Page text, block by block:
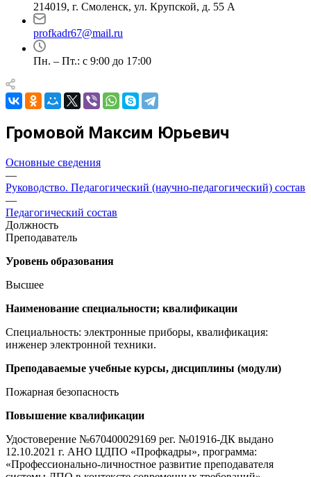
214019, г. Смоленск, ул. Крупской, д. 55 А
profkadr67@mail.ru
Пн. – Пт.: с 9:00 до 17:00
Громовой Максим Юрьевич
Основные сведения
—
Руководство. Педагогический (научно-педагогический) состав
—
Педагогический состав
Должность
Преподаватель
Уровень образования
Высшее
Наименование специальности; квалификации
Специальность: электронные приборы, квалификация:
инженер электронной техники.
Преподаваемые учебные курсы, дисциплины (модули)
Пожарная безопасность
Повышение квалификации
Удостоверение №670400029169 рег. №01916-ДК выдано
12.10.2021 г. АНО ЦДПО «Профкадры», программа:
«Профессионально-личностное развитие преподавателя